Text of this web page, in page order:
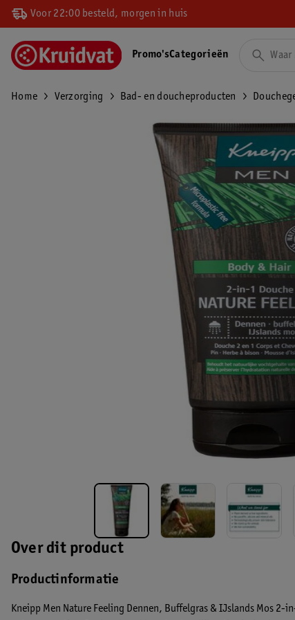
Voor 22:00 besteld, morgen in huis
Promo'sCategorieën
Home Verzorging Bad- en doucheproducten
Over dit product
Productinformatie
Kneipp Men Nature Feeling Dennen, Buffelgras & IJslands Mos 2-